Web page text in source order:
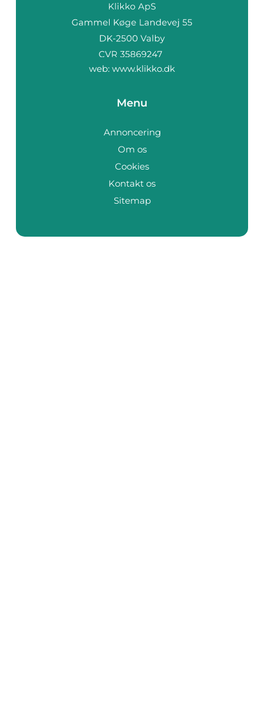
web: www.klikko.dk
Menu
Annoncering
Om os
Cookies
Kontakt os
Sitemap